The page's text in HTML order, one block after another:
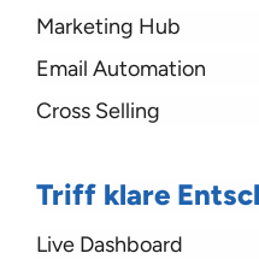
Marketing Hub
Email Automation
Cross Selling
Triff klare
Live Dashboard